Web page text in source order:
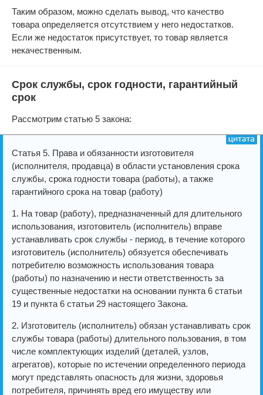
Таким образом, можно сделать вывод, что качество
товара определяется отсутствием у него недостатков.
Если же недостаток присутствует, то товар является
некачественным.
Срок службы, срок годности, гарантийный
срок
Рассмотрим статью 5 закона:
Статья 5. Права и обязанности изготовителя
(исполнителя, продавца) в области установления срока
службы, срока годности товара (работы), а также
гарантийного срока на товар (работу)
1. На товар (работу), предназначенный для длительного
использования, изготовитель (исполнитель) вправе
устанавливать срок службы - период, в течение которого
изготовитель (исполнитель) обязуется обеспечивать
потребителю возможность использования товара
(работы) по назначению и нести ответственность за
существенные недостатки на основании пункта 6 статьи
19 и пункта 6 статьи 29 настоящего Закона.
2. Изготовитель (исполнитель) обязан устанавливать срок
службы товара (работы) длительного пользования, в том
числе комплектующих изделий (деталей, узлов,
агрегатов), которые по истечении определенного периода
могут представлять опасность для жизни, здоровья
потребителя, причинять вред его имуществу или